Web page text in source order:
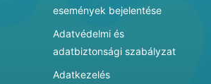
események bejelentése
Adatvédelmi és
adatbiztonsági szabályzat
Adatkezelés